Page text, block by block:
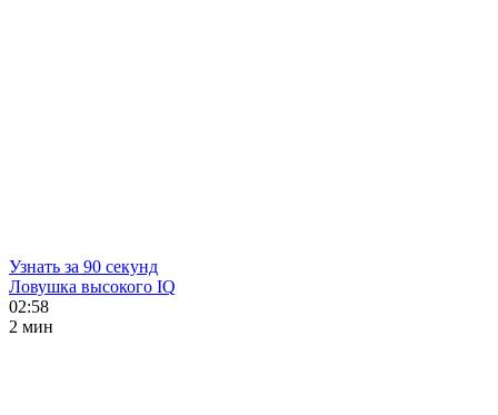
Узнать за 90 секунд
Ловушка высокого IQ
02:58
2 мин